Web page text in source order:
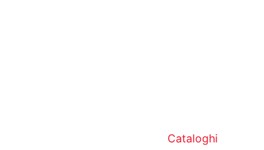
Cataloghi